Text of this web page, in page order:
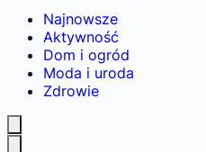
Najnowsze
Aktywność
Dom i ogród
Moda i uroda
Zdrowie